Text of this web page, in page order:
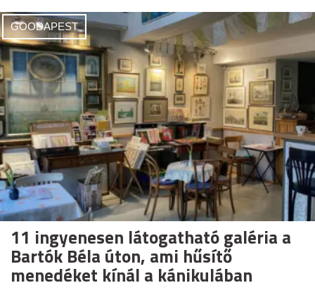
GOODAPEST
11 ingyenesen látogatható galéria a
Bartók Béla úton, ami hűsítő
menedéket kínál a kánikulában